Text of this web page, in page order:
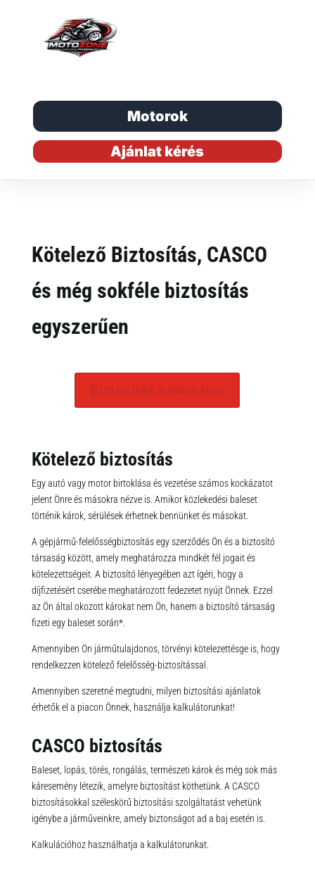
Motorok
Ajánlat kérés
Kötelező Biztosítás, CASCO
és még sokféle biztosítás
egyszerűen
Biztosítás kalkulátor
Kötelező biztosítás
Egy autó vagy motor birtoklása és vezetése számos kockázatot
jelent Önre és másokra nézve is. Amikor közlekedési baleset
történik károk, sérülések érhetnek bennünket és másokat.
A gépjármű-felelősségbiztosítás egy szerződés Ön és a biztosító
társaság között, amely meghatározza mindkét fél jogait és
kötelezettségeit. A biztosító lényegében azt ígéri, hogy a
díjfizetésért cserébe meghatározott fedezetet nyújt Önnek. Ezzel
az Ön által okozott károkat nem Ön, hanem a biztosító társaság
fizeti egy baleset során*.
Amennyiben Ön járműtulajdonos, törvényi kötelezettésge is, hogy
rendelkezzen kötelező felelősség-biztosítással.
Amennyiben szeretné megtudni, milyen biztosítási ajánlatok
érhetők el a piacon Önnek, használja kalkulátorunkat!
CASCO biztosítás
Baleset, lopás, törés, rongálás, természeti károk és még sok más
káresemény létezik, amelyre biztosítást köthetünk. A CASCO
biztosításokkal széleskörű biztosítási szolgáltatást vehetünk
igénybe a járműveinkre, amely biztonságot ad a baj esetén is.
Kalkulációhoz használhatja a kalkulátorunkat.